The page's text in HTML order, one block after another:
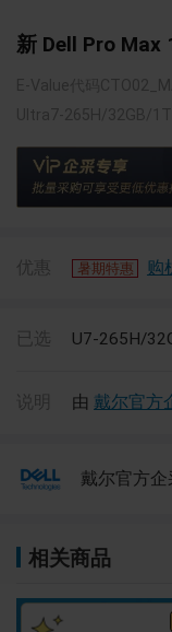
新 Dell Pro Max
优惠 暑期特惠 购
已选 U7-265H/
说明 由 戴尔官方
戴尔官方
相关商品